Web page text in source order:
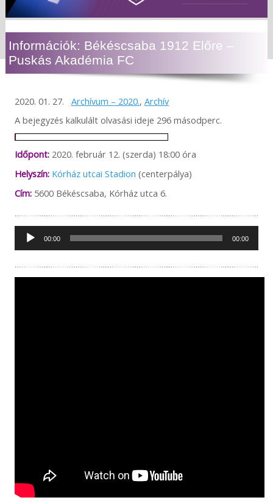
Információk: Békéscsaba 1912 Előre –
Puskás Akadémia FC
2020. 01. 27. Archívum – 2020., Archív
A bejegyzés kalkulált olvasási ideje 296 másodperc.
Időpont:2020. február 12. (szerda) 18:00 óra
Helyszín: Kórház utcai Stadion (centerpálya)
Cím:5600 Békéscsaba, Kórház utca 6.
Audió
lejátszó
00:00 00:00